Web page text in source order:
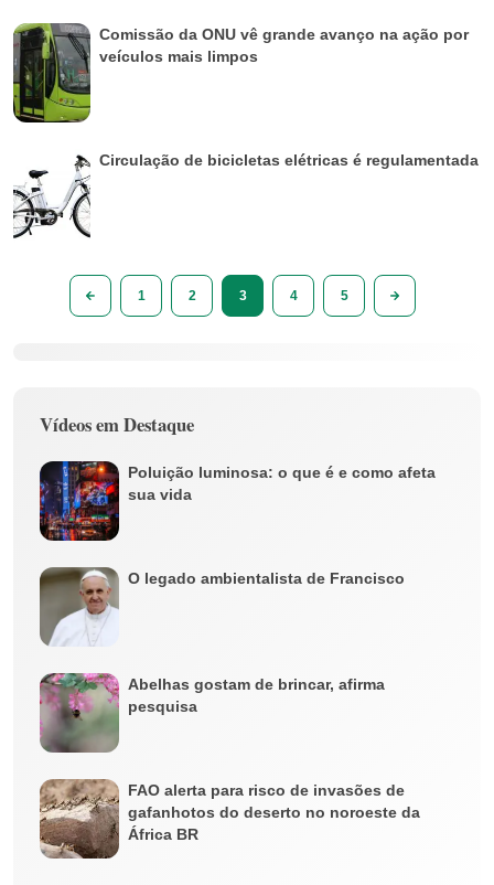
Comissão da ONU vê grande avanço na ação por
veículos mais limpos
Circulação de bicicletas elétricas é regulamentada
1 2 3 4 5
Vídeos em Destaque
Poluição luminosa: o que é e como afeta
sua vida
O legado ambientalista de Francisco
Abelhas gostam de brincar, afirma
pesquisa
FAO alerta para risco de invasões de
gafanhotos do deserto no noroeste da
África BR